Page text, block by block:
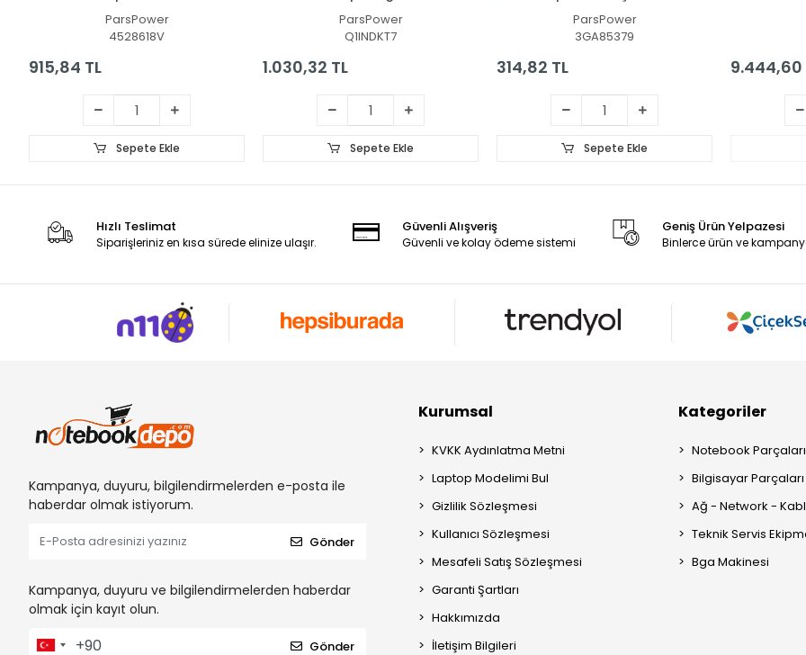
ParsPower
4528618V
915,84 TL
Sepete Ekle
ParsPower
Q1INDKT7
1.030,32 TL
Sepete Ekle
ParsPower
3GA85379
314,82 TL
Sepete Ekle
9.444,60
Hızlı Teslimat
Siparişleriniz en kısa sürede elinize ulaşır.
Güvenli Alışveriş
Güvenli ve kolay ödeme sistemi
Geniş Ürün Yelpazesi
Binlerce ürün ve
Kampanya, duyuru, bilgilendirmelerden e-posta ile
haberdar olmak istiyorum.
Gönder
Kampanya, duyuru ve bilgilendirmelerden haberdar
olmak için kayıt olun.
Gönder
Kurumsal
KVKK Aydınlatma Metni
Laptop Modelimi Bul
Gizlilik Sözleşmesi
Kullanıcı Sözleşmesi
Mesafeli Satış Sözleşmesi
Garanti Şartları
Hakkımızda
İletişim Bilgileri
Kategoriler
Notebook Parçaları
Bilgisayar Parçaları
Ağ - Network -
Teknik Servis
Bga Makinesi